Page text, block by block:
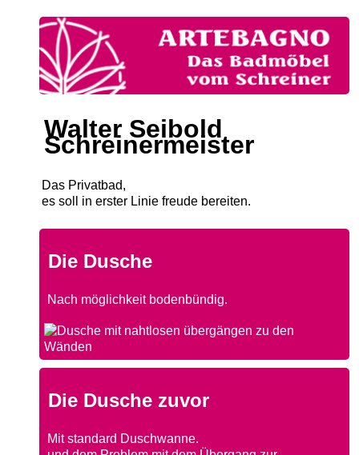
Walter Seibold
Schreinermeister
Das Privatbad,
es soll in erster Linie freude bereiten.
Die Dusche
Nach möglichkeit bodenbündig.
Die Dusche zuvor
Mit standard Duschwanne.